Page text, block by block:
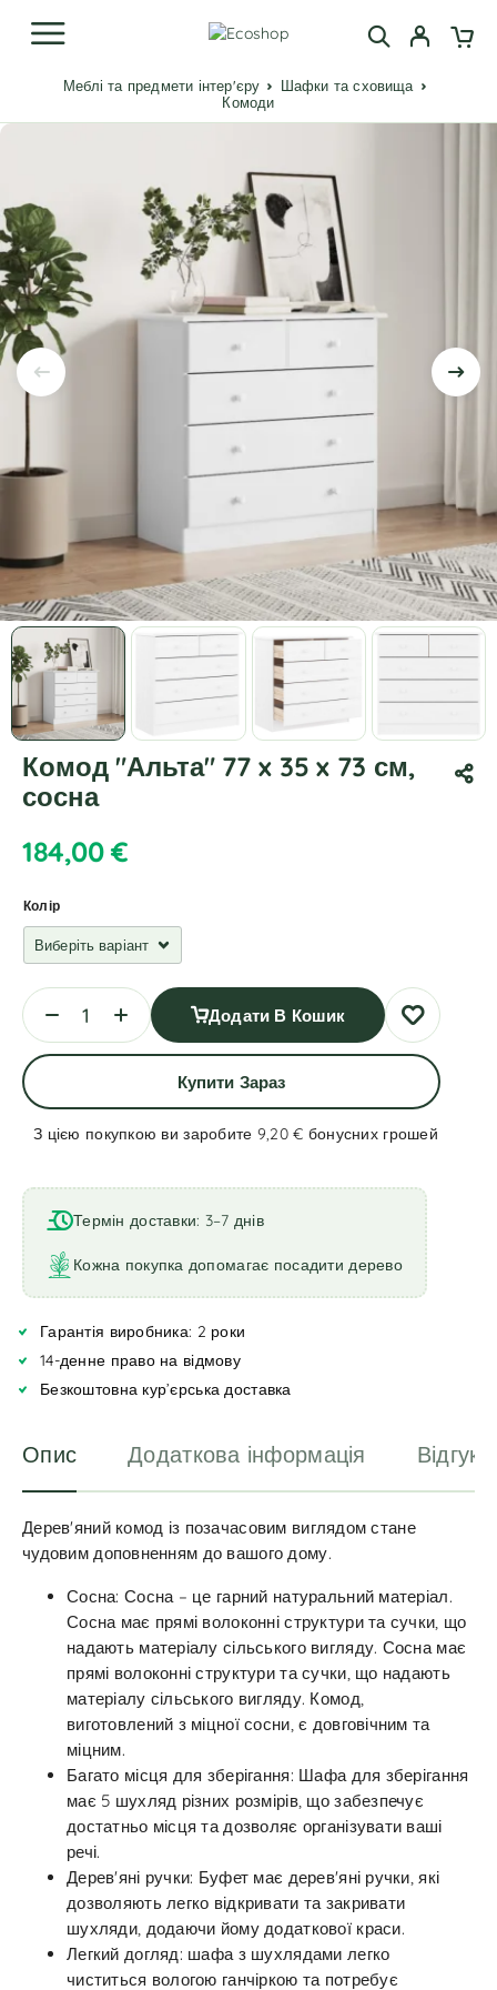
Меблі та предмети інтер'єру
Шафки та сховища
Комоди
Комод "Альта" 77 x 35 x 73 см,
сосна
184,00€
Колір
Додати В Кошик
Купити Зараз
З цією покупкою ви заробите 9,20 € бонусних грошей
l
t
e
r
n
t
i
Термін доставки: 3–7 днів
Кожна покупка допомагає посадити дерево
Гарантія виробника: 2 роки
14-денне право на відмову
Безкоштовна кур’єрська доставка
Опис Додаткова інформація
Дерев'яний комод із позачасовим виглядом стане
чудовим доповненням до вашого дому.
Сосна: Сосна – це гарний натуральний матеріал.
Сосна має прямі волоконні структури та сучки, що
надають матеріалу сільського вигляду. Сосна має
прямі волоконні структури та сучки, що надають
матеріалу сільського вигляду. Комод,
виготовлений з міцної сосни, є довговічним та
міцним.
Багато місця для зберігання: Шафа для зберігання
має 5 шухляд різних розмірів, що забезпечує
достатньо місця та дозволяє організувати ваші
речі.
Дерев'яні ручки: Буфет має дерев'яні ручки, які
дозволяють легко відкривати та закривати
шухляди, додаючи йому додаткової краси.
Легкий догляд: шафа з шухлядами легко
чиститься вологою ганчіркою та потребує